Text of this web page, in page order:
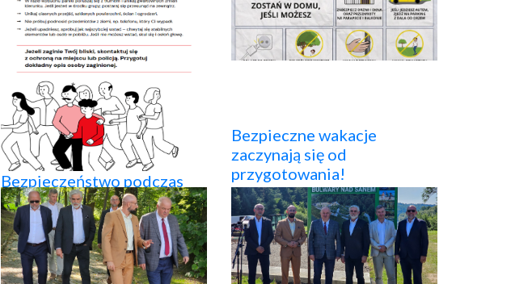
Bezpieczeństwo podczas
wydarzeń.
Bezpieczne wakacje
zaczynają się od
przygotowania!